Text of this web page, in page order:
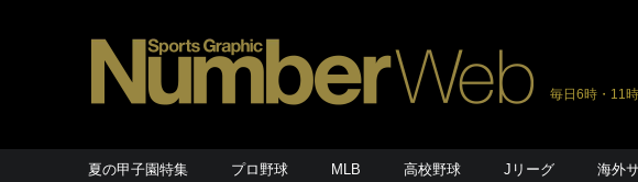
毎日6時・11
夏の甲子園特集 プロ野球 MLB 高校野球 Jリーグ 海外